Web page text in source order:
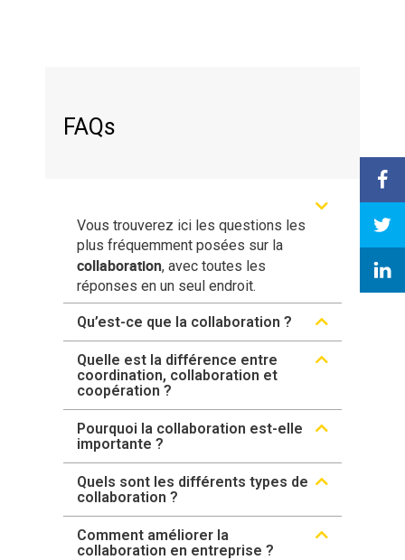
FAQs
Vous trouverez ici les questions les
plus fréquemment posées sur la
collaboration, avec toutes les
réponses en un seul endroit.
Qu’est-ce que la collaboration ?
Quelle est la différence entre
coordination, collaboration et
coopération ?
Pourquoi la collaboration est-elle
importante ?
Quels sont les différents types de
collaboration ?
Comment améliorer la
collaboration en entreprise ?